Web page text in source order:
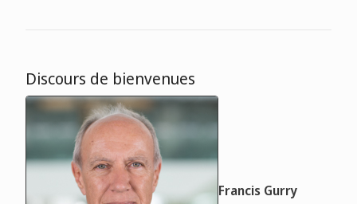
Discours de bienvenues
Francis Gurry